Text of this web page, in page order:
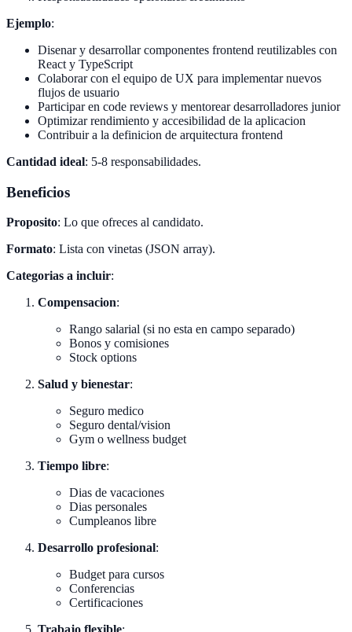
Ejemplo:
Disenar y desarrollar componentes frontend reutilizables con
React y TypeScript
Colaborar con el equipo de UX para implementar nuevos
flujos de usuario
Participar en code reviews y mentorear desarrolladores junior
Optimizar rendimiento y accesibilidad de la aplicacion
Contribuir a la definicion de arquitectura frontend
Cantidad ideal: 5-8 responsabilidades.
Beneficios
Proposito: Lo que ofreces al candidato.
Formato: Lista con vinetas (JSON array).
Categorias a incluir:
Compensacion:
Rango salarial (si no esta en campo separado)
Bonos y comisiones
Stock options
Salud y bienestar:
Seguro medico
Seguro dental/vision
Gym o wellness budget
Tiempo libre:
Dias de vacaciones
Dias personales
Cumpleanos libre
Desarrollo profesional:
Budget para cursos
Conferencias
Certificaciones